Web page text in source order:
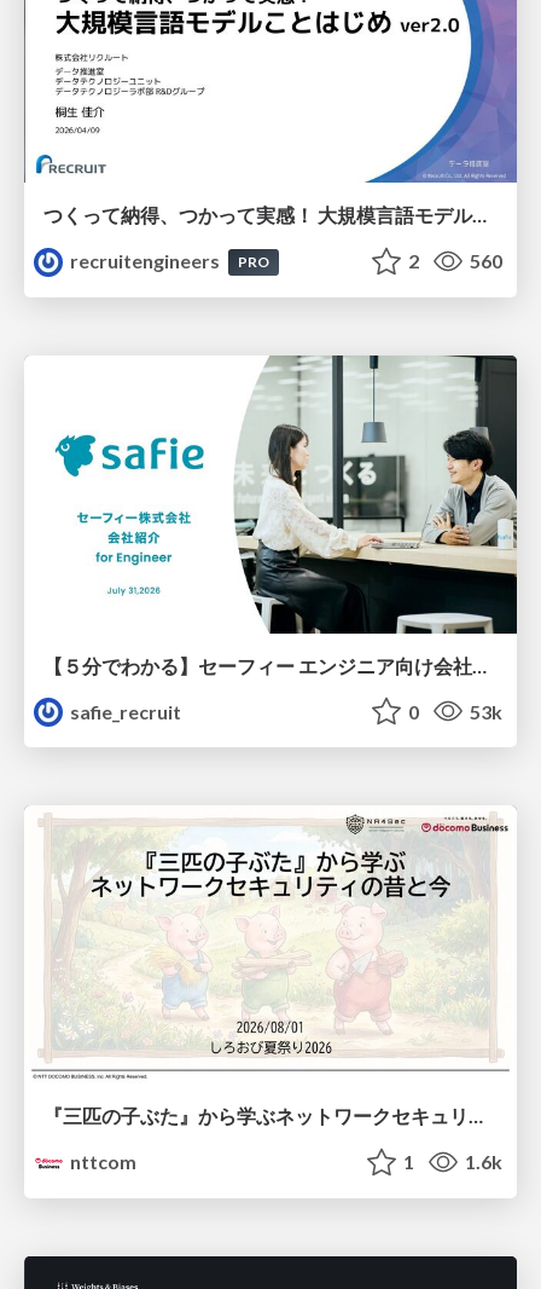
つくって納得、つかって実感！ 大規模言語モデルことはじめ ver2.0
recruitengineers
PRO 2 560
safie_recruit
0 53k
『三匹の子ぶた』から学ぶネットワークセキュリティの昔と今 / Network Security: Then and Now Through the Lens of The Three Little Pigs
nttcom
1 1.6k